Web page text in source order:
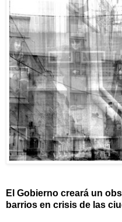
El Gobierno creará un
barrios en crisis de las